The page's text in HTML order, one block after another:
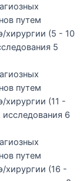
путем
хирургии (5 - 10
5
путем
хирургии (11 -
исследования 6
путем
хирургии (16 -